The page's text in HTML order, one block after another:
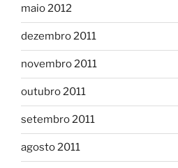
maio 2012
dezembro 2011
novembro 2011
outubro 2011
setembro 2011
agosto 2011